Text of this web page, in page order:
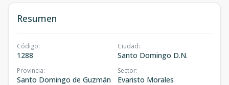
Resumen
Código:
1288
Ciudad:
Santo Domingo D.N.
Provincia:
Santo Domingo de Guzmán
Sector:
Evaristo Morales